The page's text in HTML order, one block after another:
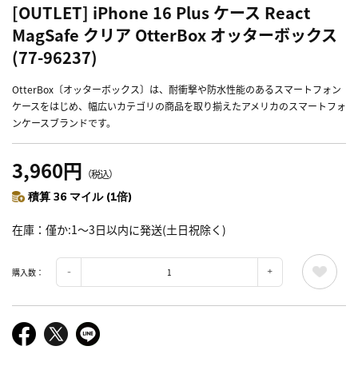
[OUTLET] iPhone 16 Plus ケース React
MagSafe クリア OtterBox オッターボックス
(77-96237)
OtterBox〔オッターボックス〕は、耐衝撃や防水性能のあるスマートフォン
ケースをはじめ、幅広いカテゴリの商品を取り揃えたアメリカのスマートフォ
ンケースブランドです。
3,960円 （税込）
積算 36 マイル (1倍)
在庫 僅か:1～3日以内に発送(土日祝除く)
購入数：